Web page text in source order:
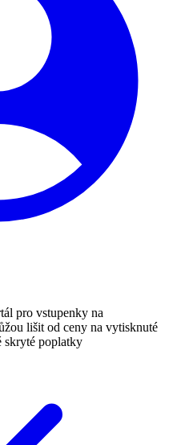
pro vstupenky na
lišit od ceny na vytisknuté
skryté poplatky